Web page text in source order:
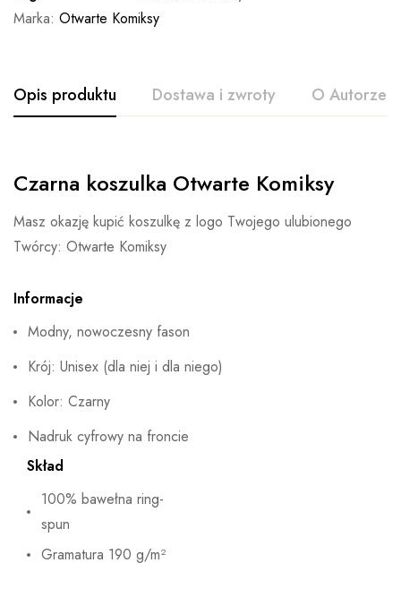
Marka: Otwarte Komiksy
Opis produktu Dostawa i zwroty O Autorze
Czarna koszulka Otwarte Komiksy
Masz okazję kupić koszulkę z logo Twojego ulubionego
Twórcy: Otwarte Komiksy
Informacje
Modny, nowoczesny fason
Krój: Unisex (dla niej i dla niego)
Kolor: Czarny
Nadruk cyfrowy na froncie
Skład
100% bawełna ring-
spun
Gramatura 190 g/m²